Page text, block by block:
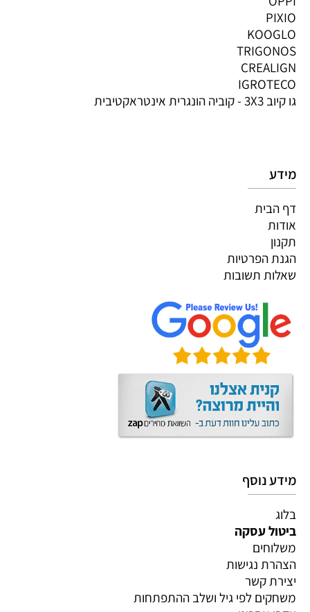
PIXIO
KOOGLO
TRIGONOS
CREALIGN
IGROTECO
גו קיוב 3X3 - קוביה הונגרית אינטראקטיבית
מידע
דף הבית
אודות
תקנון
הגנת הפרטיות
שאלות תשובות
מידע נוסף
בלוג
ביטול עסקה
משלוחים
הצהרת נגישות
יצירת קשר
משחקים לפי גיל ושלב ההתפתחות